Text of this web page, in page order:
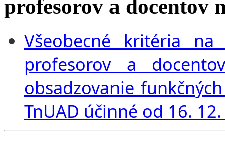
profesorov a docentov
Všeobecné kritéria na
profesorov a
obsadzovanie
TnUAD účinné od 16.